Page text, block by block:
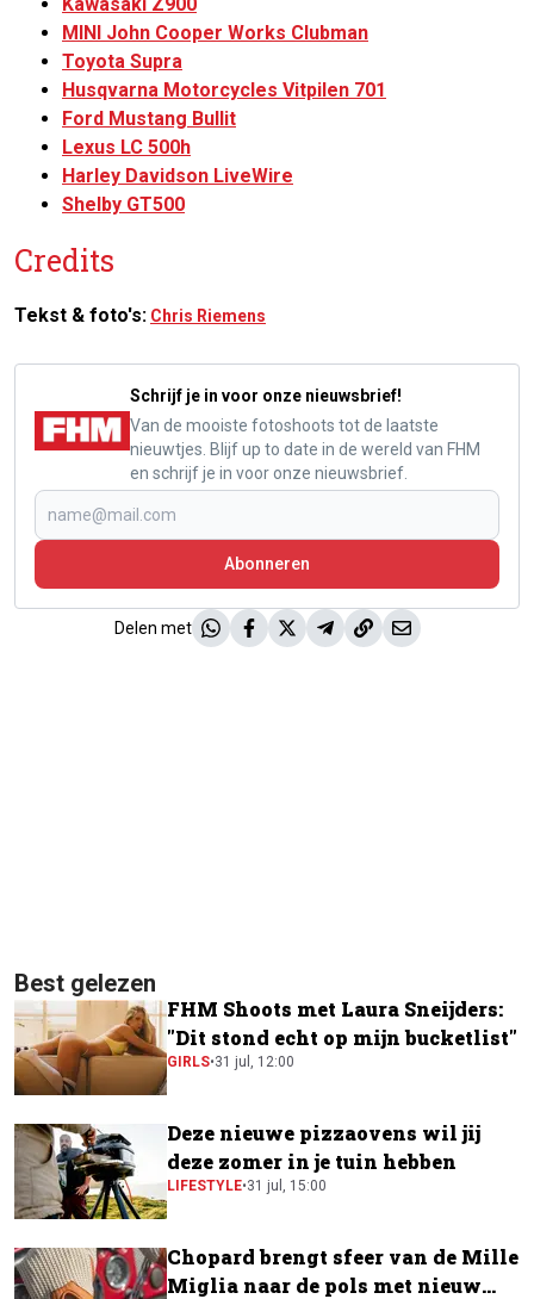
MINI John Cooper Works Clubman
Toyota Supra
Husqvarna Motorcycles Vitpilen 701
Ford Mustang Bullit
Lexus LC 500h
Harley Davidson LiveWire
Shelby GT500
Credits
Tekst & foto's: Chris Riemens
Schrijf je in voor onze nieuwsbrief!
Van de mooiste fotoshoots tot de laatste
nieuwtjes. Blijf up to date in de wereld van FHM
en schrijf je in voor onze nieuwsbrief.
Abonneren
Delen met
Best gelezen
FHM Shoots met Laura Sneijders:
"Dit stond echt op mijn bucketlist"
GIRLS•31 jul, 12:00
Deze nieuwe pizzaovens wil jij
deze zomer in je tuin hebben
LIFESTYLE•31 jul, 15:00
Chopard brengt sfeer van de Mille
Miglia naar de pols met nieuw